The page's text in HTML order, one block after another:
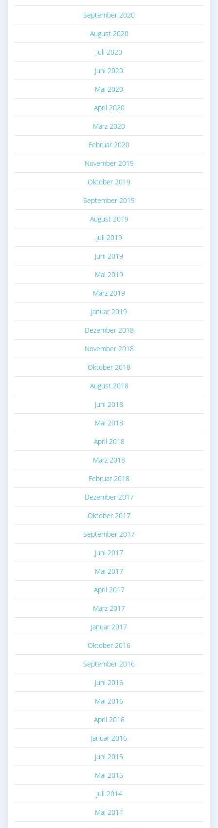
September 2020
August 2020
Juli 2020
Juni 2020
Mai 2020
April 2020
März 2020
Februar 2020
November 2019
Oktober 2019
September 2019
August 2019
Juli 2019
Juni 2019
Mai 2019
März 2019
Januar 2019
Dezember 2018
November 2018
Oktober 2018
August 2018
Juni 2018
Mai 2018
April 2018
März 2018
Februar 2018
Dezember 2017
Oktober 2017
September 2017
Juni 2017
Mai 2017
April 2017
März 2017
Januar 2017
Oktober 2016
September 2016
Juni 2016
Mai 2016
April 2016
Januar 2016
Juni 2015
Mai 2015
Juli 2014
Mai 2014